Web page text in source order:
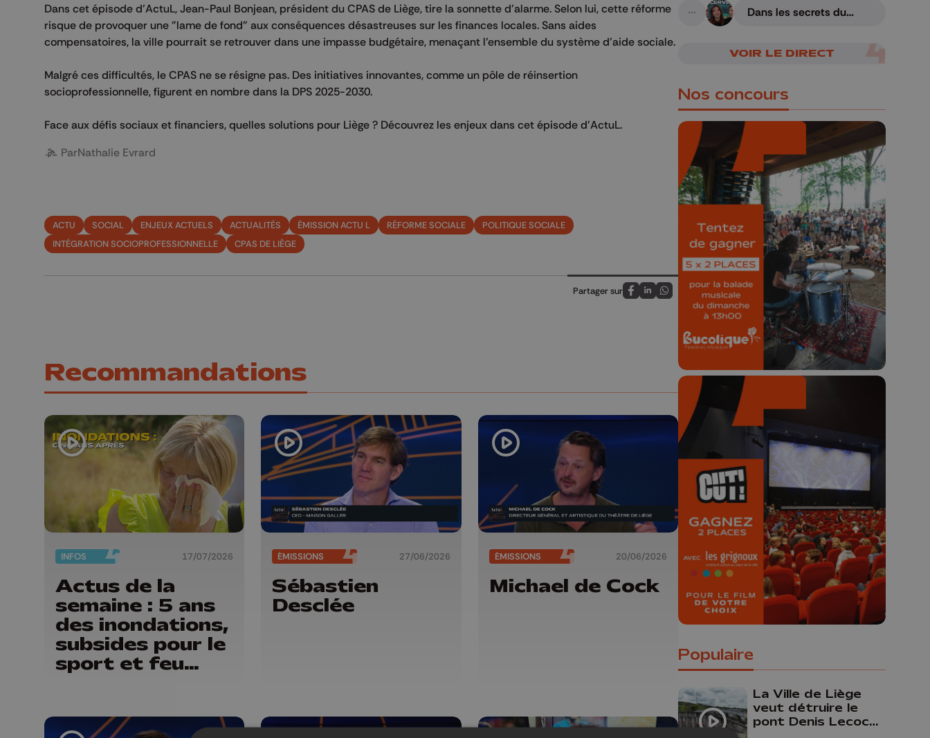
Dans cet épisode d'ActuL, Jean-Paul Bonjean, président du CPAS de Liège, tire la sonnette d’alarme. Selon lui, cette réforme
risque de provoquer une "lame de fond" aux conséquences désastreuses sur les finances locales. Sans aides
compensatoires, la ville pourrait se retrouver dans une impasse budgétaire, menaçant l’ensemble du système d’aide sociale.
Malgré ces difficultés, le CPAS ne se résigne pas. Des initiatives innovantes, comme un pôle de réinsertion
socioprofessionnelle, figurent en nombre dans la DPS 2025-2030.
Face aux défis sociaux et financiers, quelles solutions pour Liège ? Découvrez les enjeux dans cet épisode d'ActuL.
ParNathalie Evrard
ACTU SOCIAL ENJEUX ACTUELS ACTUALITÉS ÉMISSION ACTU L RÉFORME SOCIALE
POLITIQUE SOCIALE
INTÉGRATION SOCIOPROFESSIONNELLE
CPAS DE LIÈGE
Partager sur
Partagez sur FaceBook
Partagez sur LinkedIn
Partagez sur Whatsapp
Recommandations
INFOS 17/07/2026
Actus de la
semaine : 5 ans
des inondations,
subsides pour le
sport et feu
ÉMISSIONS 27/06/2026
Sébastien
Desclée
ÉMISSIONS 20/06/2026
Michael de Cock
A suivre
Dans les secrets du
VOIR LE DIRECT
Nos concours
🎁 Gagnez 5x2
places pour le
Bucolique Ferrières
Festival 🌿🎶
Concours valable jusqu'au 9 août,
23h59.
🎬 Concours CUT x
Les Grignoux ✨
Concours permanent - 2 places à
gagner chaque semaine !
Populaire
La Ville de Liège
veut détruire le
pont Denis Lecocq